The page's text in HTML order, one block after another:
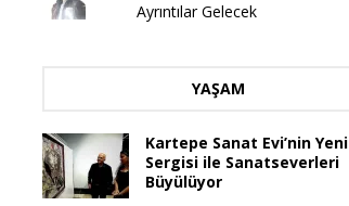
Ayrıntılar Gelecek
YAŞAM
Kartepe Sanat Evi’nin Yeni
Sergisi ile Sanatseverleri
Büyülüyor